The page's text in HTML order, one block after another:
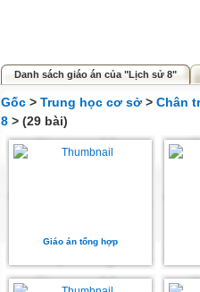
Danh sách giáo án của "Lịch sử 8"
Gốc > Trung học cơ sở > Chân
8 > (29 bài)
Giáo án tổng hợp